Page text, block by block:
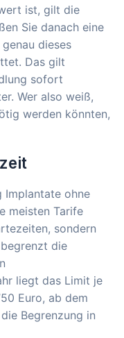
ist, gilt die
Sie danach eine
dieses
Das gilt
sofort
Wer also weiß,
werden könnten,
Implantate ohne
meisten Tarife
sondern
die
liegt das Limit je
Euro, ab dem
Begrenzung in